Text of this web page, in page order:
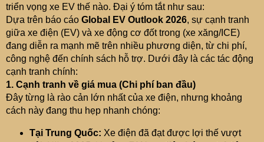
triển vọng xe EV thế nào. Đại ý tóm tắt như sau:
Dựa trên báo cáo Global EV Outlook 2026, sự cạnh tranh
giữa xe điện (EV) và xe động cơ đốt trong (xe xăng/ICE)
đang diễn ra mạnh mẽ trên nhiều phương diện, từ chi phí,
công nghệ đến chính sách hỗ trợ. Dưới đây là các tác động
cạnh tranh chính:
1. Cạnh tranh về giá mua (Chi phí ban đầu)
Đây từng là rào cản lớn nhất của xe điện, nhưng khoảng
cách này đang thu hẹp nhanh chóng:
Tại Trung Quốc: Xe điện đã đạt được lợi thế vượt